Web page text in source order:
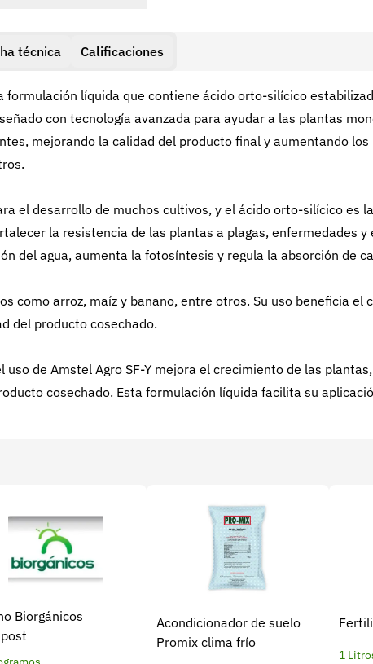
técnica Calificaciones
formulación líquida que contiene ácido orto-silícico
con tecnología avanzada para ayudar a las plantas
mejorando la calidad del producto final y aumentando
el desarrollo de muchos cultivos, y el ácido orto-silícico es
la resistencia de las plantas a plagas, enfermedades
del agua, aumenta la fotosíntesis y regula la absorción de
como arroz, maíz y banano, entre otros. Su uso beneficia el
del producto cosechado.
uso de Amstel Agro SF-Y mejora el crecimiento de las
cosechado. Esta formulación líquida facilita su
Biorgánicos
Acondicionador de suelo
Promix clima frío
1